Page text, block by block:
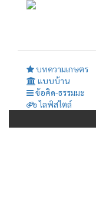
บทความเกษตร
แบบบ้าน
ข้อคิด-ธรรมมะ
ไลฟ์สไตล์